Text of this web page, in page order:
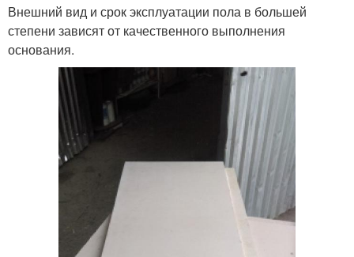
Внешний вид и срок эксплуатации пола в большей
степени зависят от качественного выполнения
основания.